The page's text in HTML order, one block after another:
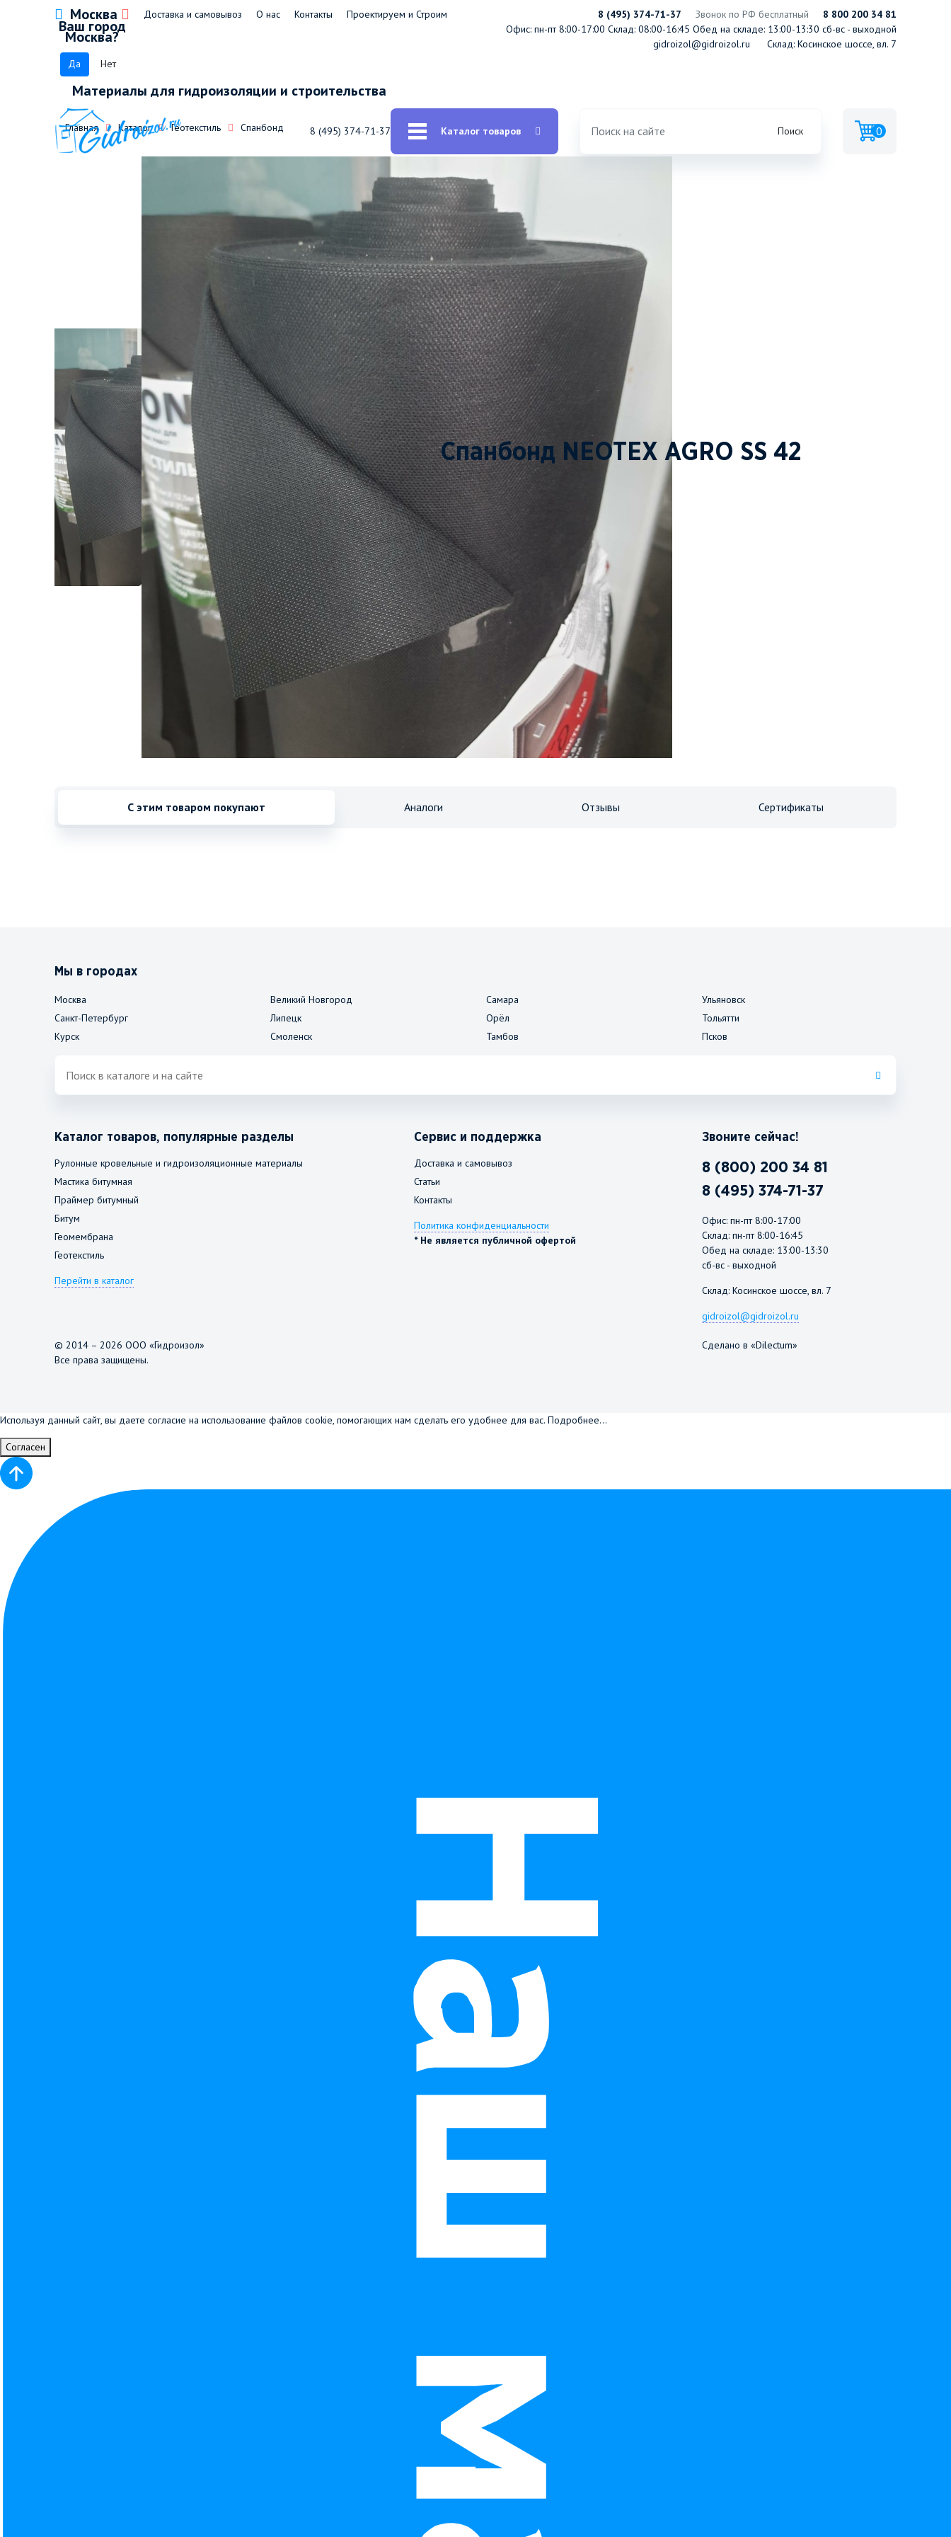
Москва
Ваш город
Москва?
Да Нет
Доставка и самовывоз О нас Контакты Проектируем и Строим
Материалы для гидроизоляции и строительства
8 (495) 374-71-37 Звонок по РФ бесплатный
8 800 200 34 81
Офис: пн-пт 8:00-17:00 Склад: 08:00-16:45 Обед на складе: 13:00-13:30 сб-вс - выходной
gidroizol@gidroizol.ru
Склад: Косинское шоссе, вл. 7
8 (495) 374-71-37 Каталог товаров Поиск 0
Главная Каталог Геотекстиль Спанбонд
Спанбонд NEOTEX AGRO SS 42
ПОД ЗАКАЗ
ЗАКАЗАТЬ
С этим товаром покупают Аналоги Отзывы Сертификаты
Мы в городах
Москва
Санкт-Петербург
Курск
Великий Новгород
Липецк
Смоленск
Самара
Орёл
Тамбов
Ульяновск
Тольятти
Псков
Каталог товаров, популярные разделы
Рулонные кровельные и гидроизоляционные материалы
Мастика битумная
Праймер битумный
Битум
Геомембрана
Геотекстиль
Перейти в каталог
Сервис и поддержка
Доставка и самовывоз
Статьи
Контакты
Политика конфиденциальности
* Не является публичной офертой
Звоните сейчас!
8 (800) 200 34 81
8 (495) 374-71-37
Офис: пн-пт 8:00-17:00
Склад: пн-пт 8:00-16:45
Обед на складе: 13:00-13:30
сб-вс - выходной
Склад: Косинское шоссе, вл. 7
gidroizol@gidroizol.ru
© 2014 – 2026 ООО «Гидроизол»
Все права защищены.
Сделано в «Dilectum»
Используя данный сайт, вы даете согласие на использование файлов cookie, помогающих нам сделать его удобнее для вас. Подробнее...
Согласен